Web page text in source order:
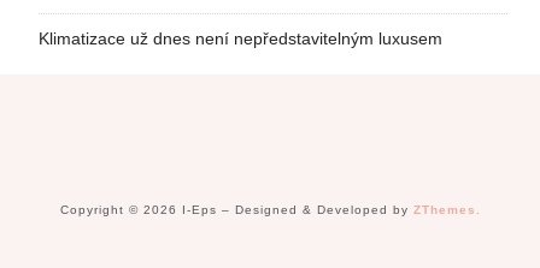
Klimatizace už dnes není nepředstavitelným luxusem
Copyright © 2026 I-Eps – Designed & Developed by ZThemes.